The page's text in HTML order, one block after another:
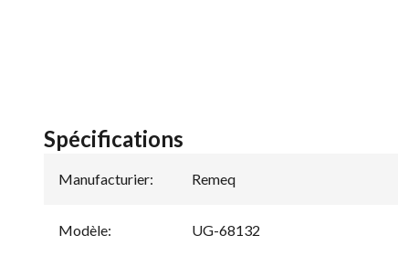
Spécifications
Manufacturier: Remeq
Modèle: UG-68132